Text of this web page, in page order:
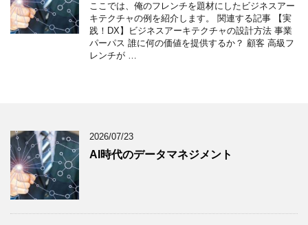
ここでは、俺のフレンチを題材にしたビジネスアー
キテクチャの例を紹介します。 関連する記事 【実
践！DX】ビジネスアーキテクチャの設計方法 事業
パーパス 誰に何の価値を提供するか？ 顧客 高級フ
レンチが …
2026/07/23
AI時代のデータマネジメント